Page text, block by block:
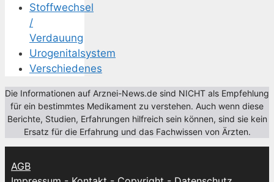
Stoffwechsel
/
Verdauung
Urogenitalsystem
Verschiedenes
Die Informationen auf Arznei-News.de sind NICHT als Empfehlung
für ein bestimmtes Medikament zu verstehen. Auch wenn diese
Berichte, Studien, Erfahrungen hilfreich sein können, sind sie kein
Ersatz für die Erfahrung und das Fachwissen von Ärzten.
AGB